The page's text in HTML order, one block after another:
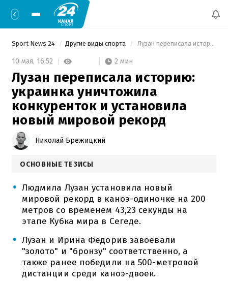
Sport News 24 Другие виды спорта Лузан переписала историю: украинка уничтожила конкуренток и установила новый мировой рекорд
10 мая, 16:52 2 мин
Лузан переписала историю:
украинка уничтожила
конкуренток и установила
новый мировой рекорд
Николай Брежицкий
ОСНОВНЫЕ ТЕЗИСЫ
Людмила Лузан установила новый
мировой рекорд в каноэ-одиночке на 200
метров со временем 43,23 секунды на
этапе Кубка мира в Сегеде.
Лузан и Ирина Федорив завоевали
"золото" и "бронзу" соответственно, а
также ранее победили на 500-метровой
дистанции среди каноэ-двоек.